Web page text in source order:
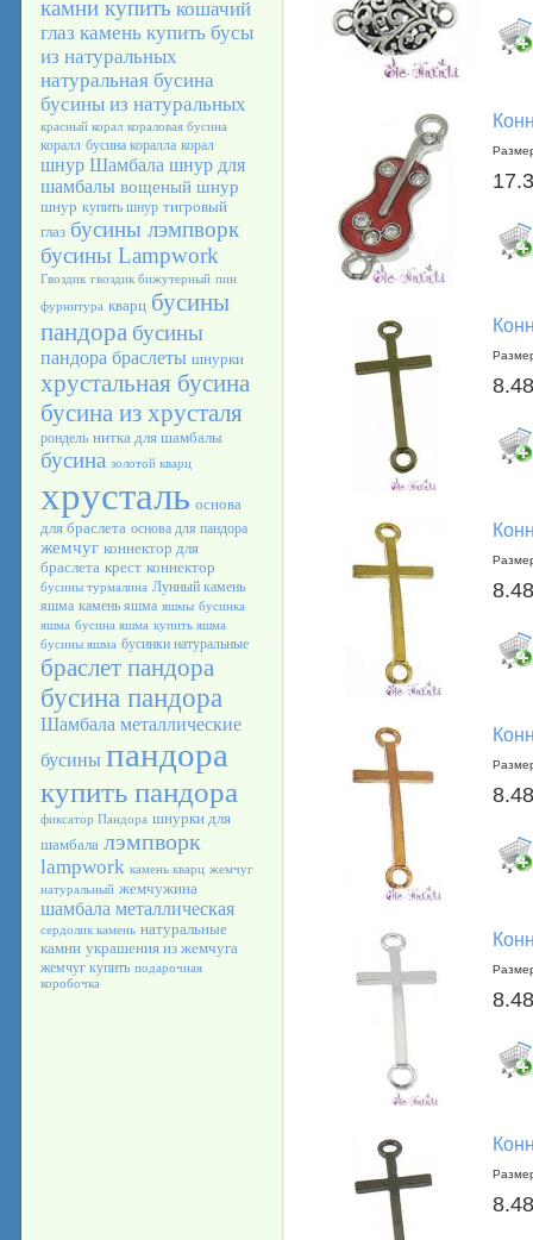
камни купить кошачий
глаз камень купить бусы
из натуральных
натуральная бусина
бусины из натуральных
красный корал кораловая бусина
коралл бусина коралла корал
шнур Шамбала шнур для
шамбалы вощеный шнур
шнур купить шнур тигровый
глаз бусины лэмпворк
бусины Lampwork
Гвоздик гвоздик бижутерный пин
фурнитура кварц бусины
пандора бусины
пандора браслеты шнурки
хрустальная бусина
бусина из хрусталя
рондель нитка для шамбалы
бусина золотой кварц
хрусталь основа
для браслета основа для пандора
жемчуг коннектор для
браслета крест коннектор
бусины турмалина Лунный камень
яшма камень яшма яшмы бусинка
яшма бусина яшма купить яшма
бусины яшма бусинки натуральные
браслет пандора
бусина пандора
Шамбала металлические
бусины пандора
купить пандора
фиксатор Пандора шнурки для
шамбала лэмпворк
lampwork камень кварц жемчуг
натуральный жемчужина
шамбала металлическая
сердолик камень натуральные
камни украшения из жемчуга
жемчуг купить подарочная
коробочка